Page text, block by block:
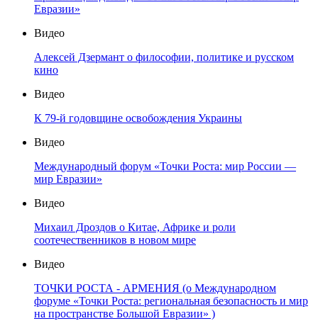
Евразии»
Видео
Алексей Дзермант о философии, политике и русском
кино
Видео
К 79-й годовщине освобождения Украины
Видео
Международный форум «Точки Роста: мир России —
мир Евразии»
Видео
Михаил Дроздов о Китае, Африке и роли
соотечественников в новом мире
Видео
ТОЧКИ РОСТА - АРМЕНИЯ (о Международном
форуме «Точки Роста: региональная безопасность и мир
на пространстве Большой Евразии» )